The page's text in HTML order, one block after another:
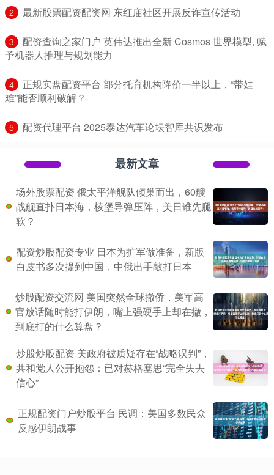
2 ​最新股票配资配资网 东红庙社区开展反诈宣传活动
3
​配资查询之家门户 英伟达推出全新 Cosmos 世界模型, 赋
予机器人推理与规划能力
4
​正规实盘配资平台 部分托育机构降价一半以上，“带娃
难”能否顺利破解？
5 ​配资代理平台 2025泰达汽车论坛智库共识发布
最新文章
场外股票配资 俄太平洋舰队倾巢而出，60艘
战舰直扑日本海，棱堡导弹压阵，美日谁先腿
软？
配资炒股配资专业 日本为扩军做准备，新版
白皮书多次提到中国，中俄出手敲打日本
炒股配资交流网 美国突然全球撤侨，美军高
官放话随时能打伊朗，嘴上强硬手上却在撤，
到底打的什么算盘？
炒股炒股配资 美政府被质疑存在“战略误判”，
共和党人公开抱怨：已对赫格塞思“完全失去
信心”
正规配资门户炒股平台 民调：美国多数民众
反感伊朗战事